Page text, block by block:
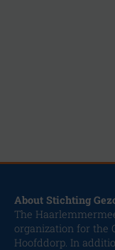
About Stichting
The
organization for the
Hoofddorp. In